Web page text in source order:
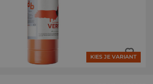
KIES JE VARIANT